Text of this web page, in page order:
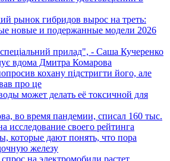
рынок гибридов вырос на треть:
новые и подержанные модели 2026
прилад", - Саша Кучеренко
вдома Дмитра Комарова
кохану підстригти його, але
про це
может делать её токсичной для
во время пандемии, списал 160 тыс.
исследование своего рейтинга
которые дают понять, что пора
железу
на электромобили растет